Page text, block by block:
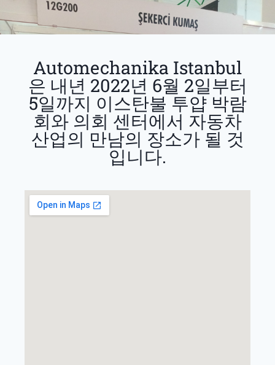
Automechanika Istanbul
은 내년 2022년 6월 2일부터
5일까지 이스탄불 투얍 박람
회와 의회 센터에서 자동차
산업의 만남의 장소가 될 것
입니다.